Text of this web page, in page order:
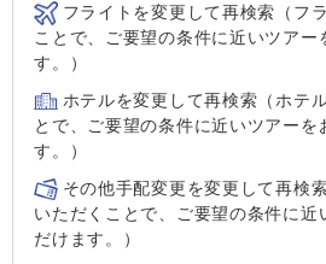
フライトを変更して再検索（フ
ことで、ご要望の条件に近いツアー
す。）
ホテルを変更して再検索（ホテ
とで、ご要望の条件に近いツアーを
す。）
その他手配変更を変更して再検
いただくことで、ご要望の条件に近
だけます。）